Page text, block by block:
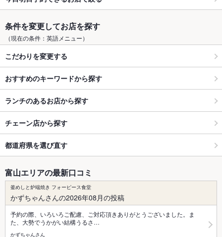
条件を変更してお店を探す
（現在の条件：英語メニュー）
こだわりを変更する
おすすめのキーワードから探す
ランチのあるお店から探す
チェーン店から探す
都道府県を選び直す
富山エリアの最新口コミ
釜めしと炉端焼き フォーピース食堂
かずちゃんさんの2026年08月の投稿
予約の際、いろいろご配慮、ご対応頂きありがとうございました。ま
た、大勢でうかがい結構うるさ…
かずちゃんさん